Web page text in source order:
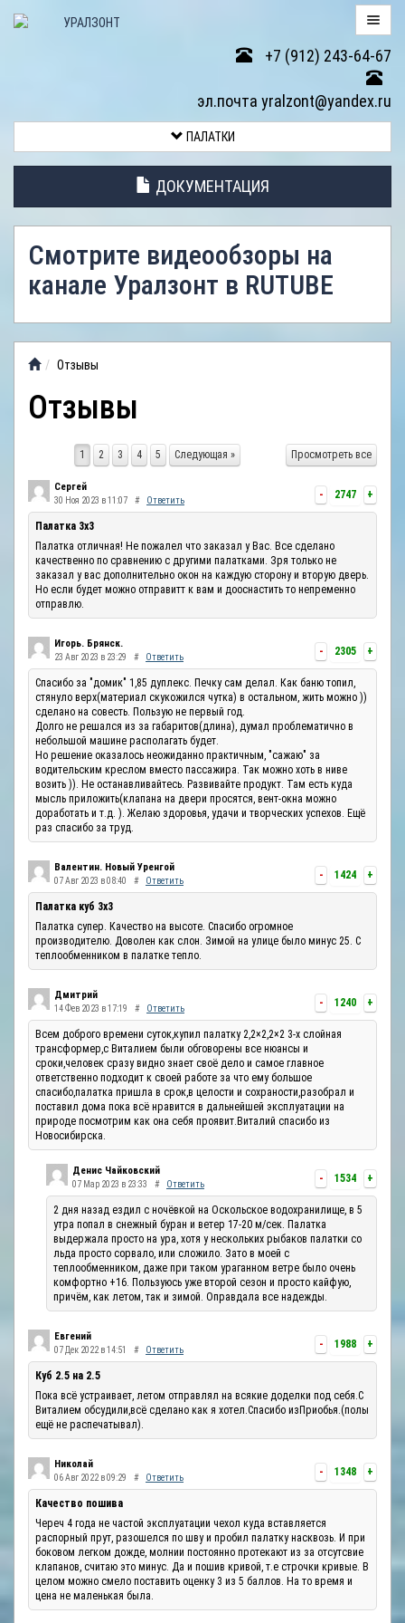
+7 (912) 243-64-67
эл.почта yralzont@yandex.ru
ТОВАРА
ПАЛАТОК
АНТИДОЖДЕВЫЕ
ТЕНТЫ
ВИДЕООБЗОР
ОТЗЫВЫ
ПАЛАТКИ
ДОКУМЕНТАЦИЯ
Смотрите видеообзоры на
канале Уралзонт в RUTUBE
Отзывы
Отзывы
Просмотреть все
1 2 3 4 5 Следующая »
- 2747 +
Сергей
30 Ноя 2023 в 11:07 # Ответить
Палатка 3х3
Палатка отличная! Не пожалел что заказал у Вас. Все сделано
качественно по сравнению с другими палатками. Зря только не
заказал у вас дополнительно окон на каждую сторону и вторую дверь.
Но если будет можно отправитт к вам и дооснастить то непременно
отправлю.
- 2305 +
Игорь. Брянск.
23 Авг 2023 в 23:29 # Ответить
Спасибо за "домик" 1,85 дуплекс. Печку сам делал. Как баню топил,
стянуло верх(материал скукожился чутка) в остальном, жить можно ))
сделано на совесть. Пользую не первый год.
Долго не решался из за габаритов(длина), думал проблематично в
небольшой машине располагать будет.
Но решение оказалось неожиданно практичным, "сажаю" за
водительским креслом вместо пассажира. Так можно хоть в ниве
возить )). Не останавливайтесь. Развивайте продукт. Там есть куда
мысль приложить(клапана на двери просятся, вент-окна можно
доработать и т.д. ). Желаю здоровья, удачи и творческих успехов. Ещё
раз спасибо за труд.
- 1424 +
Валентин. Новый Уренгой
07 Авг 2023 в 08:40 # Ответить
Палатка куб 3х3
Палатка супер. Качество на высоте. Спасибо огромное
производителю. Доволен как слон. Зимой на улице было минус 25. С
теплообменником в палатке тепло.
- 1240 +
Дмитрий
14 Фев 2023 в 17:19 # Ответить
Всем доброго времени суток,купил палатку 2,2×2,2×2 3-х слойная
трансформер,с Виталием были обговорены все нюансы и
сроки,человек сразу видно знает своё дело и самое главное
ответственно подходит к своей работе за что ему большое
спасибо,палатка пришла в срок,в целости и сохраности,разобрал и
поставил дома пока всё нравится в дальнейшей эксплуатации на
природе посмотрим как она себя проявит.Виталий спасибо из
Новосибирска.
- 1534 +
Денис Чайковский
07 Мар 2023 в 23:33 # Ответить
2 дня назад ездил с ночёвкой на Оскольское водохранилище, в 5
утра попал в снежный буран и ветер 17-20 м/сек. Палатка
выдержала просто на ура, хотя у нескольких рыбаков палатки со
льда просто сорвало, или сложило. Зато в моей с
теплообменником, даже при таком ураганном ветре было очень
комфортно +16. Пользуюсь уже второй сезон и просто кайфую,
причём, как летом, так и зимой. Оправдала все надежды.
- 1988 +
Евгений
07 Дек 2022 в 14:51 # Ответить
Куб 2.5 на 2.5
Пока всё устраивает, летом отправлял на всякие доделки под себя.С
Виталием обсудили,всё сделано как я хотел.Спасибо изПриобья.(полы
ещё не распечатывал).
- 1348 +
Николай
06 Авг 2022 в 09:29 # Ответить
Качество пошива
Череч 4 года не частой эксплуатации чехол куда вставляется
распорный прут, разошелся по шву и пробил палатку насквозь. И при
боковом легком дожде, молнии постоянно протекают из за отсутсвие
клапанов, считаю это минус. Да и пошив кривой, т.е строчки кривые. В
целом можно смело поставить оценку 3 из 5 баллов. На то время и
цена не маленькая была.